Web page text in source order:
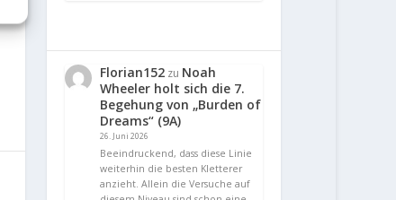
Florian152 zu Noah
Wheeler holt sich die 7.
Begehung von „Burden of
Dreams“ (9A)
26. Juni 2026
Beeindruckend, dass diese Linie
weiterhin die besten Kletterer
anzieht. Allein die Versuche auf